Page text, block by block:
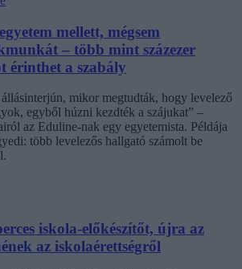
mellett, mégsem
– több mint százezer
érinthet a szabály
mikor megtudták, hogy levelező
egyből húzni kezdték a szájukat” –
az Eduline-nak egy egyetemista. Példája
több levelezős hallgató számolt be
iskola-előkészítőt, újra az
az iskolaérettségről